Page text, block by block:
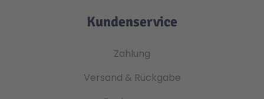
Kundenservice
Zahlung
Versand & Rückgabe